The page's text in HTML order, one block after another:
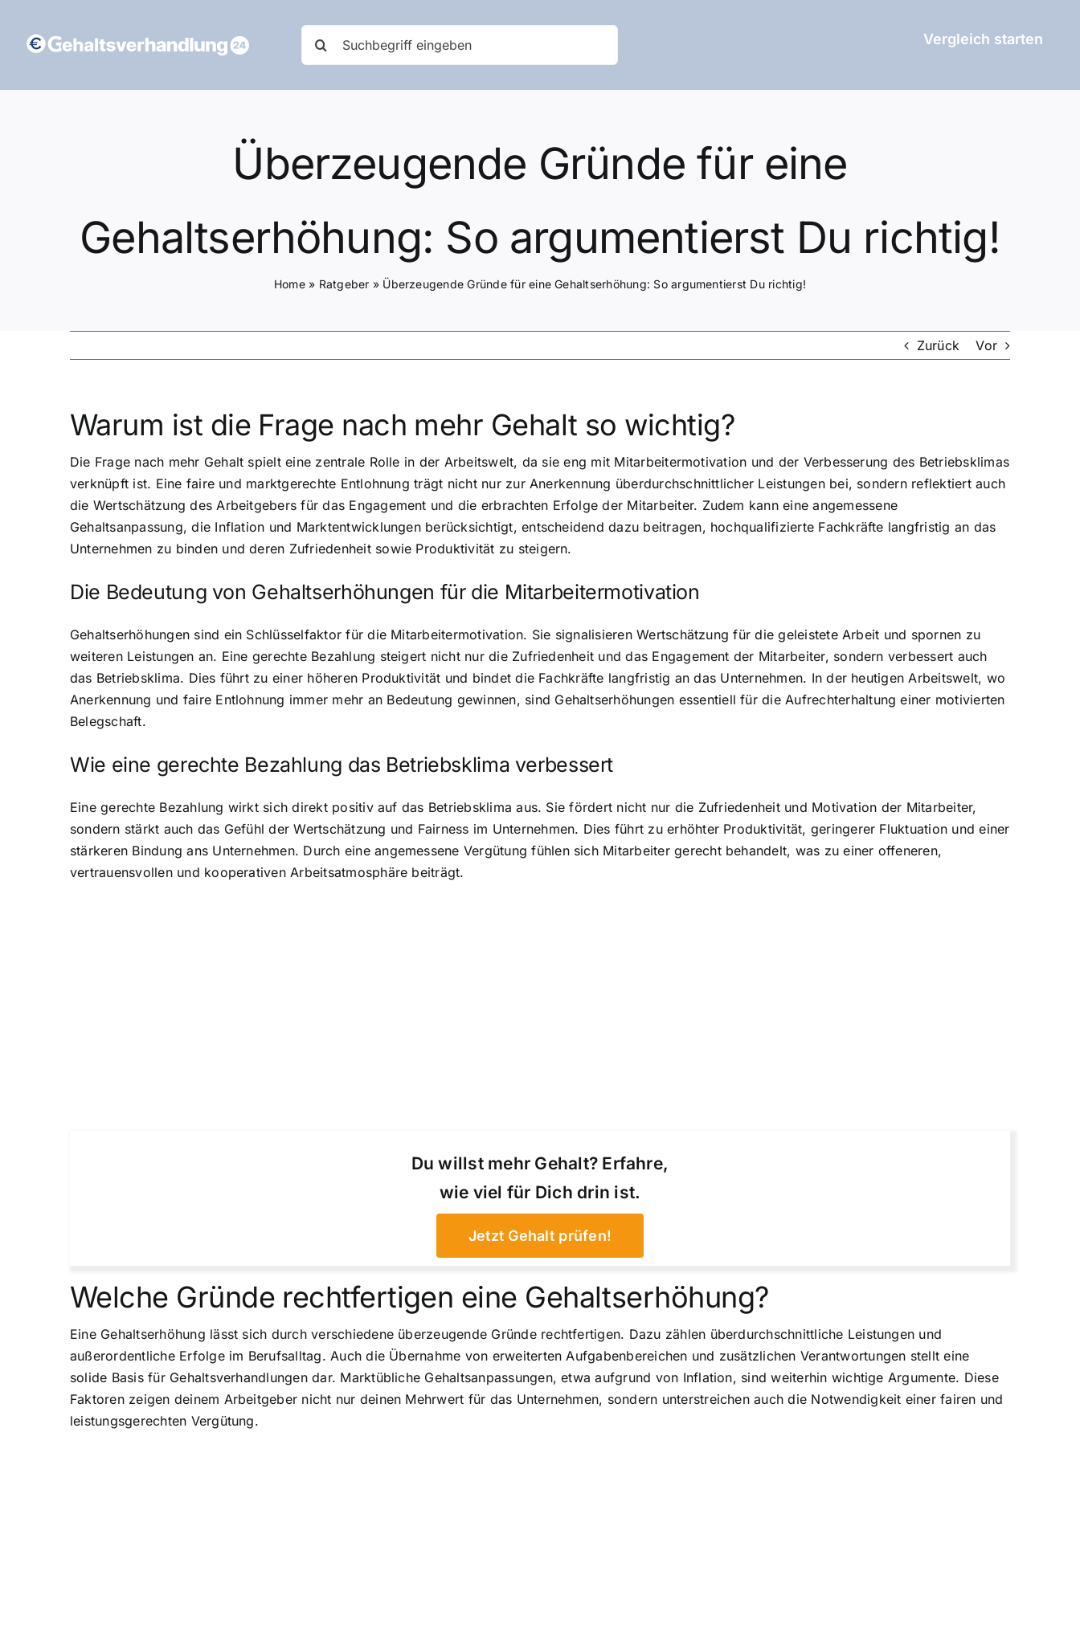
Inhalt
springen
nach:
Vergleich starten
Überzeugende Gründe für eine
Gehaltserhöhung: So argumentierst Du richtig!
Home» Ratgeber » Überzeugende Gründe für eine Gehaltserhöhung: So argumentierst Du richtig!
Zurück Vor
Warum ist die Frage nach mehr Gehalt so wichtig?
Die Frage nach mehr Gehalt spielt eine zentrale Rolle in der Arbeitswelt, da sie eng mit Mitarbeitermotivation und der Verbesserung des Betriebsklimas
verknüpft ist. Eine faire und marktgerechte Entlohnung trägt nicht nur zur Anerkennung überdurchschnittlicher Leistungen bei, sondern reflektiert auch
die Wertschätzung des Arbeitgebers für das Engagement und die erbrachten Erfolge der Mitarbeiter. Zudem kann eine angemessene
Gehaltsanpassung, die Inflation und Marktentwicklungen berücksichtigt, entscheidend dazu beitragen, hochqualifizierte Fachkräfte langfristig an das
Unternehmen zu binden und deren Zufriedenheit sowie Produktivität zu steigern.
Die Bedeutung von Gehaltserhöhungen für die Mitarbeitermotivation
Gehaltserhöhungen sind ein Schlüsselfaktor für die Mitarbeitermotivation. Sie signalisieren Wertschätzung für die geleistete Arbeit und spornen zu
weiteren Leistungen an. Eine gerechte Bezahlung steigert nicht nur die Zufriedenheit und das Engagement der Mitarbeiter, sondern verbessert auch
das Betriebsklima. Dies führt zu einer höheren Produktivität und bindet die Fachkräfte langfristig an das Unternehmen. In der heutigen Arbeitswelt, wo
Anerkennung und faire Entlohnung immer mehr an Bedeutung gewinnen, sind Gehaltserhöhungen essentiell für die Aufrechterhaltung einer motivierten
Belegschaft.
Wie eine gerechte Bezahlung das Betriebsklima verbessert
Eine gerechte Bezahlung wirkt sich direkt positiv auf das Betriebsklima aus. Sie fördert nicht nur die Zufriedenheit und Motivation der Mitarbeiter,
sondern stärkt auch das Gefühl der Wertschätzung und Fairness im Unternehmen. Dies führt zu erhöhter Produktivität, geringerer Fluktuation und einer
stärkeren Bindung ans Unternehmen. Durch eine angemessene Vergütung fühlen sich Mitarbeiter gerecht behandelt, was zu einer offeneren,
vertrauensvollen und kooperativen Arbeitsatmosphäre beiträgt.
Du willst mehr Gehalt? Erfahre,
wie viel für Dich drin ist.
Jetzt Gehalt prüfen!
Welche Gründe rechtfertigen eine Gehaltserhöhung?
Eine Gehaltserhöhung lässt sich durch verschiedene überzeugende Gründe rechtfertigen. Dazu zählen überdurchschnittliche Leistungen und
außerordentliche Erfolge im Berufsalltag. Auch die Übernahme von erweiterten Aufgabenbereichen und zusätzlichen Verantwortungen stellt eine
solide Basis für Gehaltsverhandlungen dar. Marktübliche Gehaltsanpassungen, etwa aufgrund von Inflation, sind weiterhin wichtige Argumente. Diese
Faktoren zeigen deinem Arbeitgeber nicht nur deinen Mehrwert für das Unternehmen, sondern unterstreichen auch die Notwendigkeit einer fairen und
leistungsgerechten Vergütung.